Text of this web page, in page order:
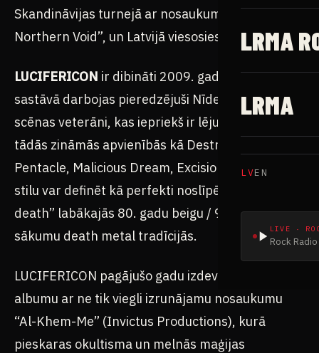
LRMA
LRMA
LVEN
LIVE ·
Rock
Skandināvijas turnejā ar nosaukumu “Across the
Northern Void”, un Latvijā viesosies pirmo reizi.
LUCIFERICON ir dibināti 2009. gadā un tās
sastāvā darbojas pieredzējuši Nīderlandes metal
scēnas veterāni, kas iepriekš ir lējuši savas asinis
tādās zināmās apvienībās kā Deströyer 666,
Pentacle, Malicious Dream, Excision u.c. Grupas
stilu var definēt kā perfekti noslīpētu “blackened
death” labākajās 80. gadu beigu / 90. gadu
sākumu death metal tradīcijās.
LUCIFERICON pagājušo gadu izdeva jaunu
albumu ar ne tik viegli izrunājamu nosaukumu
“Al-Khem-Me” (Invictus Productions), kurā
pieskaras okultisma un melnās maģijas